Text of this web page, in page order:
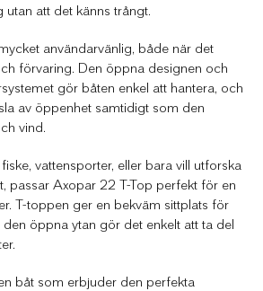
utan att det känns trångt.
användarvänlig, både när det
förvaring. Den öppna designen och
gör båten enkel att hantera, och
av öppenhet samtidigt som den
vind.
vattensporter, eller bara vill utforska
passar Axopar 22 T-Top perfekt för en
T-toppen ger en bekväm sittplats för
öppna ytan gör det enkelt att ta del
båt som erbjuder den perfekta